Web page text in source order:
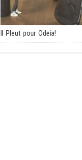
Il Pleut pour Odeia!